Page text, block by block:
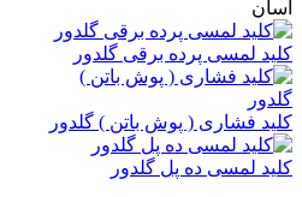
آسان
کلید لمسی پرده برقی گلدور
کلید فشاری ( پوش باتن ) گلدور
کلید لمسی ده پل گلدور